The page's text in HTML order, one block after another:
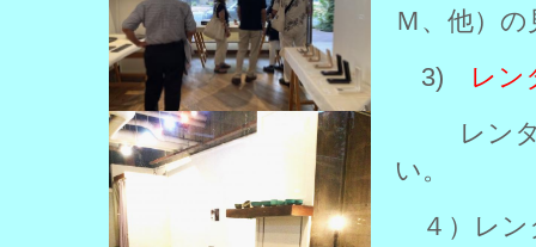
Ｍ、他）
3)
レン
レンタル
い。
４）レン